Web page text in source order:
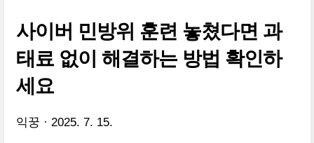
사이버 민방위 훈련 놓쳤다면 과
태료 없이 해결하는 방법 확인하
세요
익꿍 2025. 7. 15.